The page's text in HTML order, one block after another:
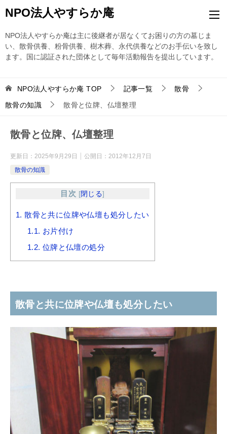
NPO法人やすらか庵
NPO法人やすらか庵は主に後継者が居なくてお困りの方の墓じま
い、散骨供養、粉骨供養、樹木葬、永代供養などのお手伝いを致し
ます。国に認証された団体として毎年活動報告を提出しています。
NPO法人やすらか庵 TOP 記事一覧
散骨
散骨の知識
散骨と位牌、仏壇整理
散骨と位牌、仏壇整理
更新日： 2025年9月29日 公開日： 2012年12月7日
散骨の知識
目次 [閉じる]
1. 散骨と共に位牌や仏壇も処分したい
1.1. お片付け
1.2. 位牌と仏壇の処分
散骨と共に位牌や仏壇も処分したい